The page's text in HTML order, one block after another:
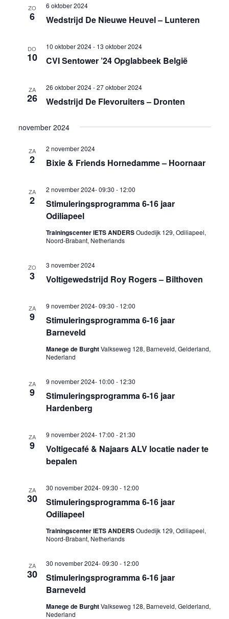
ZO
6 Wedstrijd De Nieuwe Heuvel – Lunteren
6 oktober 2024
DO
10 CVI Sentower ’24 Opglabbeek België
10 oktober 2024- 13 oktober 2024
ZA
26 Wedstrijd De Flevoruiters – Dronten
26 oktober 2024-27 oktober 2024
november 2024
ZA
2 Bixie & Friends Hornedamme – Hoornaar
2 november 2024
ZA
2
Stimuleringsprogramma 6-16 jaar
Odiliapeel
2 november 2024- 09:30 - 12:00
Trainingscenter IETS ANDERSOudedijk 129, Odiliapeel,
Noord-Brabant, Netherlands
ZO
3 Voltigewedstrijd Roy Rogers – Bilthoven
3 november 2024
ZA
9
Stimuleringsprogramma 6-16 jaar
Barneveld
9 november 2024- 09:30 - 12:00
Manege de BurghtValkseweg 128, Barneveld, Gelderland,
Nederland
ZA
9
Stimuleringsprogramma 6-16 jaar
Hardenberg
9 november 2024- 10:00 - 12:30
ZA
9
Voltigecafé & Najaars ALV locatie nader te
bepalen
9 november 2024- 17:00 -21:30
ZA
30
Stimuleringsprogramma 6-16 jaar
Odiliapeel
30 november 2024- 09:30 - 12:00
Trainingscenter IETS ANDERSOudedijk 129, Odiliapeel,
Noord-Brabant, Netherlands
ZA
30
Stimuleringsprogramma 6-16 jaar
Barneveld
30 november 2024- 09:30 - 12:00
Manege de BurghtValkseweg 128, Barneveld, Gelderland,
Nederland